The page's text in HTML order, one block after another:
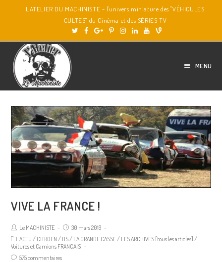
L'ATELIER DU MACHINISTE - l'univers miniature des "VÉHICULES
CULTES" du Cinéma et des SÉRIES TV
MENU
VIVE LA FRANCE !
Le MACHINISTE
30 mars 2018
ACTU / CITROEN / DS/ LA GRANDE CASSE/ LES ARCHIVES [tous les articles] /
Voitures et Camions FRANCAIS
575 commentaires